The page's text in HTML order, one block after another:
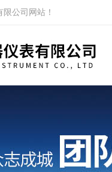
公司网站！